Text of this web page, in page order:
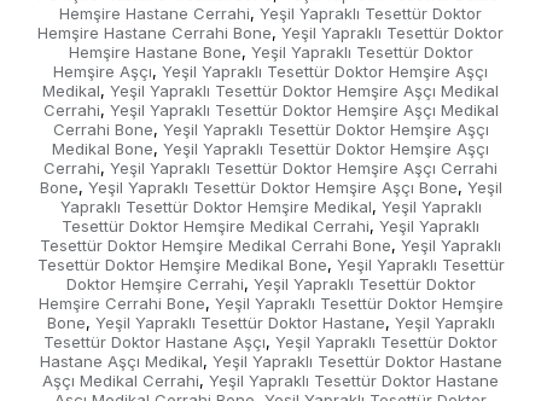
Hemşire Hastane Cerrahi, Yeşil Yapraklı Tesettür Doktor
Hemşire Hastane Cerrahi Bone, Yeşil Yapraklı Tesettür Doktor
Hemşire Hastane Bone, Yeşil Yapraklı Tesettür Doktor
Hemşire Aşçı, Yeşil Yapraklı Tesettür Doktor Hemşire Aşçı
Medikal, Yeşil Yapraklı Tesettür Doktor Hemşire Aşçı Medikal
Cerrahi, Yeşil Yapraklı Tesettür Doktor Hemşire Aşçı Medikal
Cerrahi Bone, Yeşil Yapraklı Tesettür Doktor Hemşire Aşçı
Medikal Bone, Yeşil Yapraklı Tesettür Doktor Hemşire Aşçı
Cerrahi, Yeşil Yapraklı Tesettür Doktor Hemşire Aşçı Cerrahi
Bone, Yeşil Yapraklı Tesettür Doktor Hemşire Aşçı Bone, Yeşil
Yapraklı Tesettür Doktor Hemşire Medikal, Yeşil Yapraklı
Tesettür Doktor Hemşire Medikal Cerrahi, Yeşil Yapraklı
Tesettür Doktor Hemşire Medikal Cerrahi Bone, Yeşil Yapraklı
Tesettür Doktor Hemşire Medikal Bone, Yeşil Yapraklı Tesettür
Doktor Hemşire Cerrahi, Yeşil Yapraklı Tesettür Doktor
Hemşire Cerrahi Bone, Yeşil Yapraklı Tesettür Doktor Hemşire
Bone, Yeşil Yapraklı Tesettür Doktor Hastane, Yeşil Yapraklı
Tesettür Doktor Hastane Aşçı, Yeşil Yapraklı Tesettür Doktor
Hastane Aşçı Medikal, Yeşil Yapraklı Tesettür Doktor Hastane
Aşçı Medikal Cerrahi, Yeşil Yapraklı Tesettür Doktor Hastane